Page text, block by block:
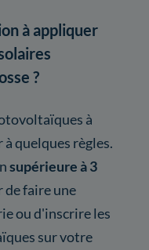
à appliquer
?
à
quelques règles.
supérieure à 3
de faire une
ou d'inscrire les
sur votre